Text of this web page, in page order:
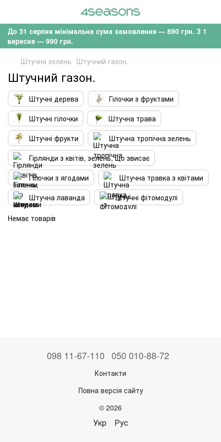
До 31 серпня мінімальна сума замовлення — 890 грн. З 1
вересня — 990 грн.
Штучна зелень Штучний газон.
Штучний газон.
Штучні дерева
Гілочки з фруктами
Штучні гілочки
Штучна трава
Штучні фрукти
Штучна тропічна зелень
Гірлянди з квітів, зелень, що звисає
Гілочки з ягодами
Штучна травка з квітами
Штучна лаванда
Штучні фітомодулі
Немає товарів
098 11-67-110 050 010-88-72
Контакти
Повна версія сайту
© 2026
Укр Рус